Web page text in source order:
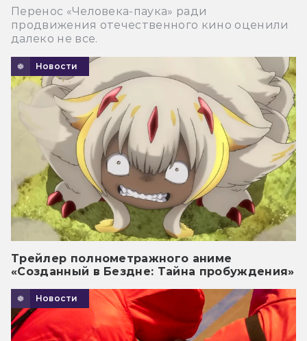
Перенос «Человека-паука» ради
продвижения отечественного кино оценили
далеко не все.
Новости
Трейлер полнометражного аниме
«Созданный в Бездне: Тайна пробуждения»
Новости